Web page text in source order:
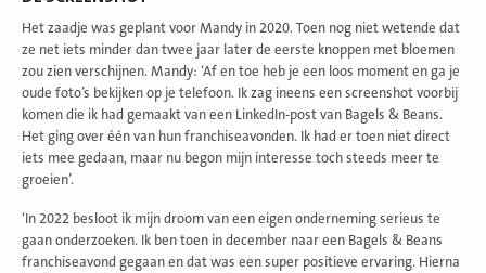
Het zaadje was geplant voor Mandy in 2020. Toen nog niet wetende dat
ze net iets minder dan twee jaar later de eerste knoppen met bloemen
zou zien verschijnen. Mandy: ‘Af en toe heb je een loos moment en ga je
oude foto’s bekijken op je telefoon. Ik zag ineens een screenshot voorbij
komen die ik had gemaakt van een LinkedIn-post van Bagels & Beans.
Het ging over één van hun franchiseavonden. Ik had er toen niet direct
iets mee gedaan, maar nu begon mijn interesse toch steeds meer te
groeien’.
‘In 2022 besloot ik mijn droom van een eigen onderneming serieus te
gaan onderzoeken. Ik ben toen in december naar een Bagels & Beans
franchiseavond gegaan en dat was een super positieve ervaring. Hierna